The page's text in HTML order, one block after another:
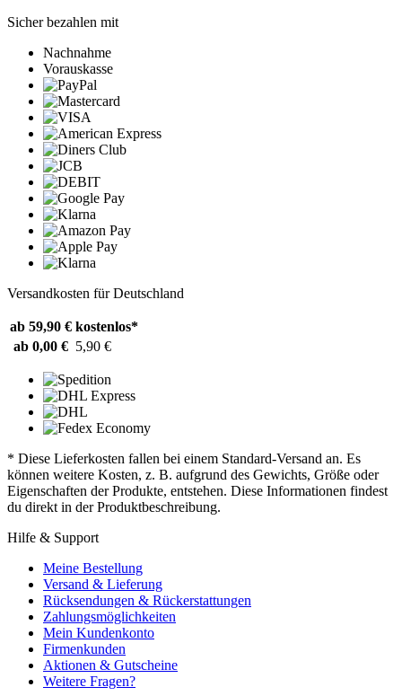
Sicher bezahlen mit
Nachnahme
Vorauskasse
Versandkosten für Deutschland
ab 59,90 € kostenlos*
ab 0,00 € 5,90 €
* Diese Lieferkosten fallen bei einem Standard-Versand an. Es
können weitere Kosten, z. B. aufgrund des Gewichts, Größe oder
Eigenschaften der Produkte, entstehen. Diese Informationen findest
du direkt in der Produktbeschreibung.
Hilfe & Support
Meine Bestellung
Versand & Lieferung
Rücksendungen & Rückerstattungen
Zahlungsmöglichkeiten
Mein Kundenkonto
Firmenkunden
Aktionen & Gutscheine
Weitere Fragen?